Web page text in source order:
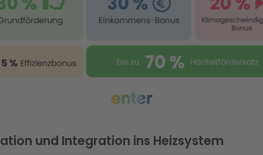
und Integration ins Heizsystem